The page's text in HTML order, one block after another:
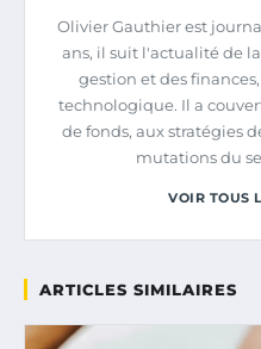
Olivier Gauthier est
ans, il suit l'actualité de
gestion et des
technologique. Il a
de fonds, aux stratégies
mutations du
VOIR TOUS
ARTICLES SIMILAIRES